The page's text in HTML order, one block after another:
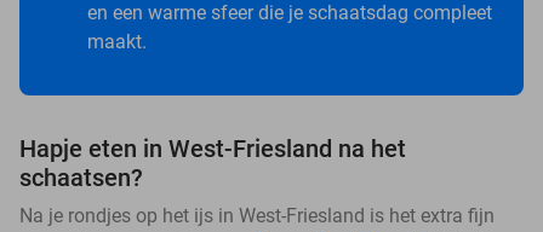
en een warme sfeer die je schaatsdag compleet
maakt.
Hapje eten in West-Friesland na het
schaatsen?
Na je rondjes op het ijs in West-Friesland is het extra fijn